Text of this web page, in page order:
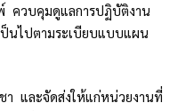
ควบคุมดูแลการปฏิบัติงาน
ป็นไปตามระเบียบแบบแผน
และจัดส่งให้แก่หน่วยงานที่